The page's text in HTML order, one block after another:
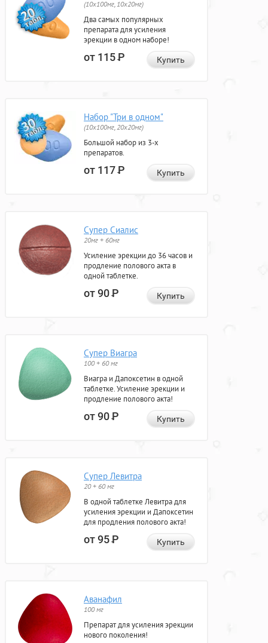
(10x100мг, 10x20мг)
Два самых популярных
препарата для усиления
эрекции в одном наборе!
от 115Р Купить
Набор "Три в одном"
(10x100мг, 20x20мг)
Большой набор из 3-х
препаратов.
от 117Р Купить
Супер Сиалис
20мг + 60мг
Усиление эрекции до 36 часов и
продление полового акта в
одной таблетке.
от 90Р Купить
Супер Виагра
100 + 60 мг
Виагра и Дапоксетин в одной
таблетке. Усиление эрекции и
продление полового акта!
от 90Р Купить
Супер Левитра
20 + 60 мг
В одной таблетке Левитра для
усиления эрекции и Дапоксетин
для продления полового акта!
от 95Р Купить
Аванафил
100 мг
Препарат для усиления эрекции
нового поколения!